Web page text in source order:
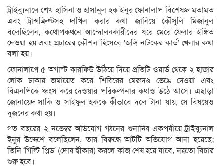
ট্রাইব্যুনালে শেখ হাসিনা ও হাসানুল হক ইনুর ফোনালাপ বিশেষজ্ঞ মতামত
এবং ট্রান্সক্রিপ্টসহ দাখিল করার কথা জানিয়ে কৌঁসুলি মিজানুল
বলেছিলেন, কথোপকথনে আন্দোলনকারীদের ধরে মেরে ফেলার ইঙ্গিত
দেওয়া হয় এবং প্রচারের কৌশল হিসেবে ‘জঙ্গি নাটকের কার্ড’ খেলার কথা
বলা হয়।
ফোনালাপে ৫ অগাস্ট কারফিউ উঠিয়ে দিয়ে প্রতিটি ওয়ার্ড থেকে ২ হাজার
লোক ঢাকায় জমায়েত করে শিবিরের মেরুদণ্ড ভেঙে দেওয়া এবং
বিএনপিকে ধ্বংস করে দেওয়ার পরিকল্পনার কথাও উঠে আসে। এছাড়া
জোনায়েদ সাকি ও সাইফুল হককে কীভাবে দলে টানা যায়, সে বিষয়েও
দুজনের কথা হয়।
গত বছরের ২ নভেম্বর অভিযোগ গঠনের শুনানির একপর্যায়ে ট্রাইব্যুনাল
ইনুর উদ্দেশে বলেছিলেন, তার বিরুদ্ধে আটটি অভিযোগ আনা হয়েছে;
তিনি ‘গিল্টি প্লিড’ (দোষ স্বীকার) করলে কাজ শেষ হয়ে যাবে, নয়তো বিচার
শুরু হবে।